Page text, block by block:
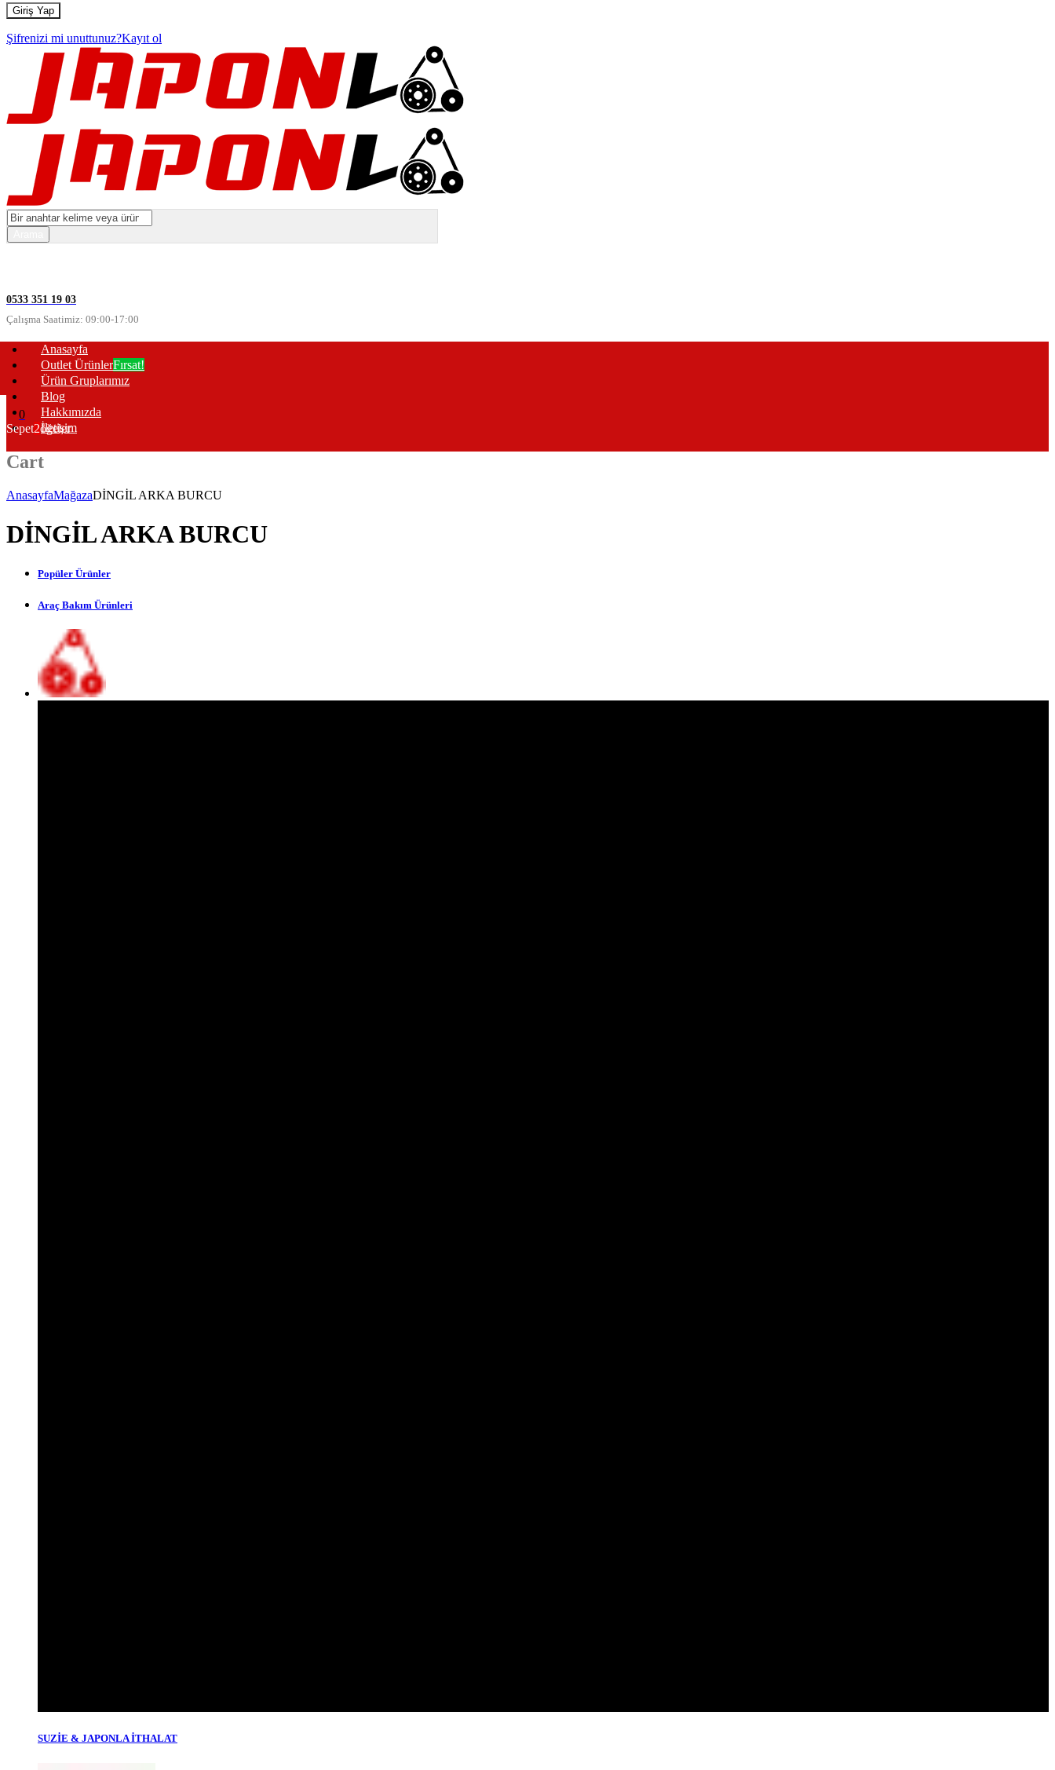
Şifrenizi mi unuttunuz?Kayıt ol
0533 351 19 03
Çalışma Saatimiz: 09:00-17:00
Anasayfa
Outlet ÜrünlerFırsat!
Ürün Gruplarımız
Blog
Hakkımızda
İletişim
0
Sepet2öğeler
Cart
AnasayfaMağazaDİNGİL ARKA BURCU
DİNGİL ARKA BURCU
Popüler Ürünler
Araç Bakım Ürünleri
SUZİE & JAPONLA İTHALAT